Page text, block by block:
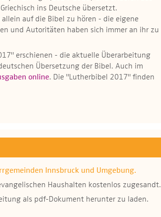
ins Deutsche übersetzt.
auf die Bibel zu hören - die eigene
und Autoritäten haben sich immer an ihr zu
erschienen - die aktuelle Überarbeitung
Übersetzung der Bibel. Auch im
online. Die "Lutherbibel 2017" finden
Innsbruck und Umgebung.
Haushalten kostenlos zugesandt.
als pdf-Dokument herunter zu laden.